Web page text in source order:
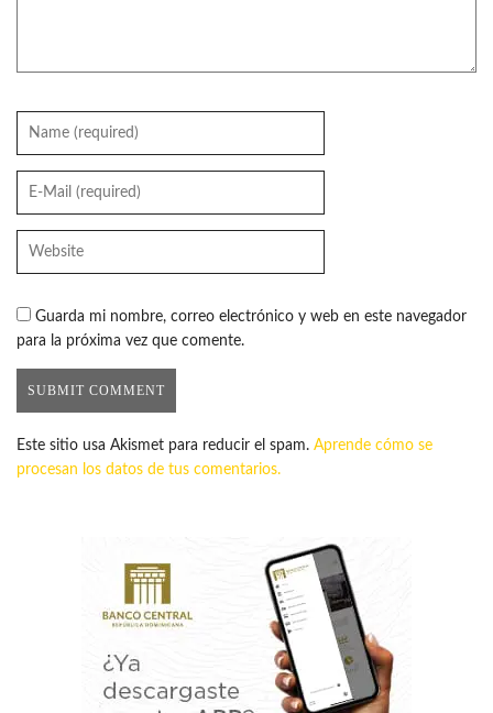
Guarda mi nombre, correo electrónico y web en este navegador
para la próxima vez que comente.
Este sitio usa Akismet para reducir el spam. Aprende cómo se
procesan los datos de tus comentarios.